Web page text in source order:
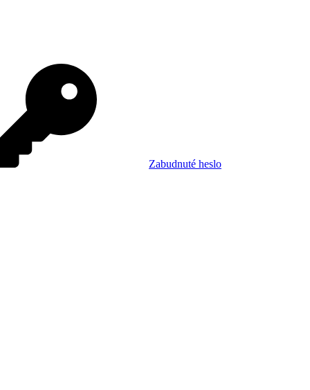
Zabudnuté heslo